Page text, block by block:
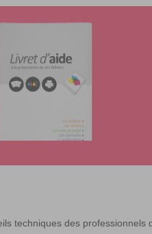
techniques des professionnels